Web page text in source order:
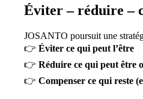
Éviter – réduire –
JOSANTO poursuit une
👉Éviter ce qui peut l’être
👉Réduire ce qui peut être
👉Compenser ce qui reste